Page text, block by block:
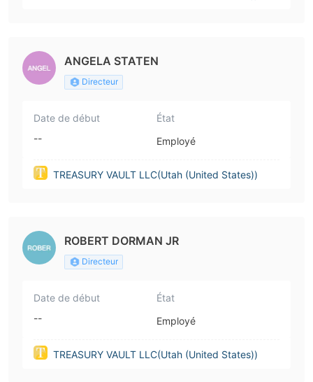
ANGELA STATEN
Directeur
Date de début
--
État
Employé
TREASURY VAULT LLC(Utah (United States))
ROBERT DORMAN JR
Directeur
Date de début
--
État
Employé
TREASURY VAULT LLC(Utah (United States))